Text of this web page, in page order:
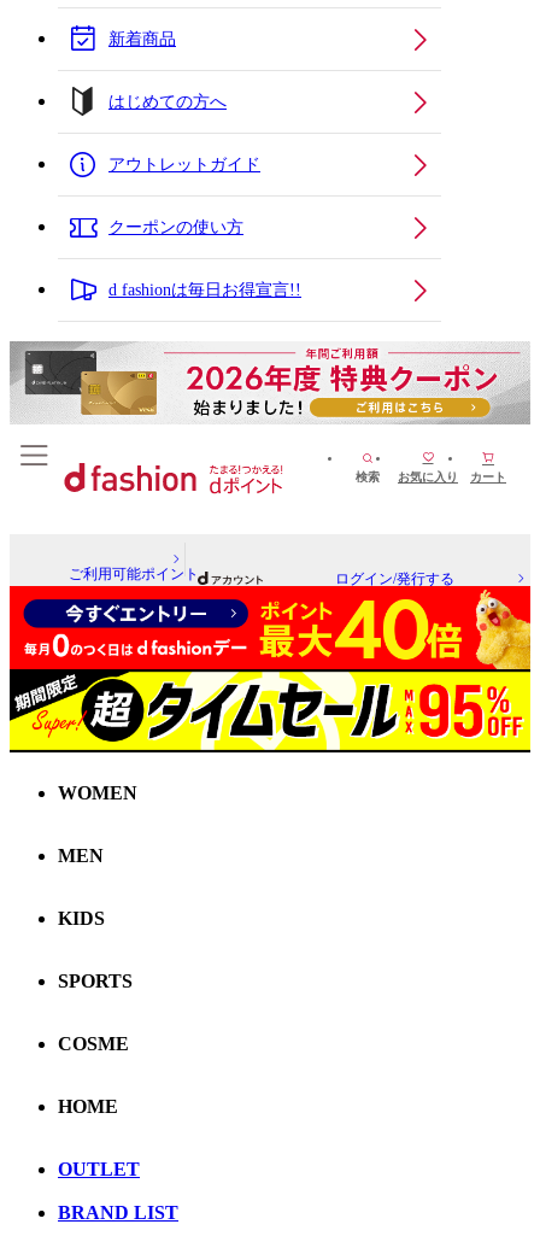
新着商品
はじめての方へ
アウトレットガイド
クーポンの使い方
d fashionは毎日お得宣言!!
検索 お気に入り カート
ご利用可能ポイント ログイン/発行する
WOMEN
MEN
KIDS
SPORTS
COSME
HOME
OUTLET
BRAND LIST